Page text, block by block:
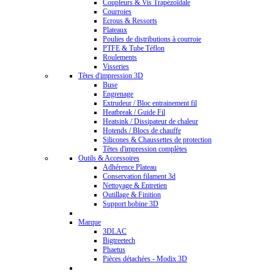
Coupleurs & Vis Trapézoïdale
Courroies
Ecrous & Ressorts
Plateaux
Poulies de distributions à courroie
PTFE & Tube Téflon
Roulements
Visseries
Têtes d'impression 3D
Buse
Engrenage
Extrudeur / Bloc entrainement fil
Heatbreak / Guide Fil
Heatsink / Dissipateur de chaleur
Hotends / Blocs de chauffe
Silicones & Chaussettes de protection
Têtes d'impression complètes
Outils & Accessoires
Adhérence Plateau
Conservation filament 3d
Nettoyage & Entretien
Outillage & Finition
Support bobine 3D
Marque
3DLAC
Bigtreetech
Phaetus
Pièces détachées - Modix 3D